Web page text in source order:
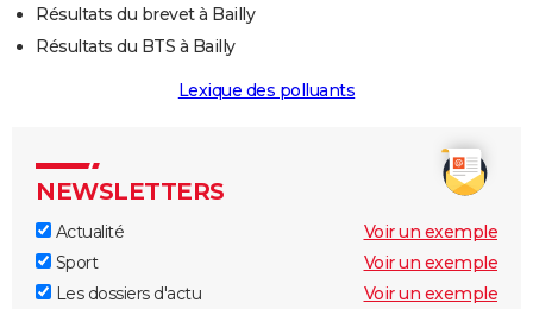
Résultats du brevet à Bailly
Résultats du BTS à Bailly
Lexique des polluants
NEWSLETTERS
Actualité
Voir un exemple
Sport
Voir un exemple
Les dossiers d'actu
Voir un exemple